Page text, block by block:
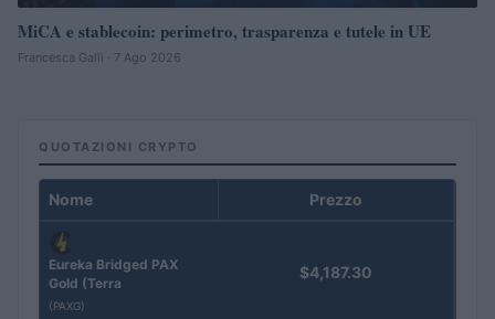
MiCA e stablecoin: perimetro, trasparenza e tutele in UE
Francesca Galli · 7 Ago 2026
QUOTAZIONI CRYPTO
Nome Prezzo
Eureka Bridged PAX
Gold (Terra
(PAXG)
$4,187.30